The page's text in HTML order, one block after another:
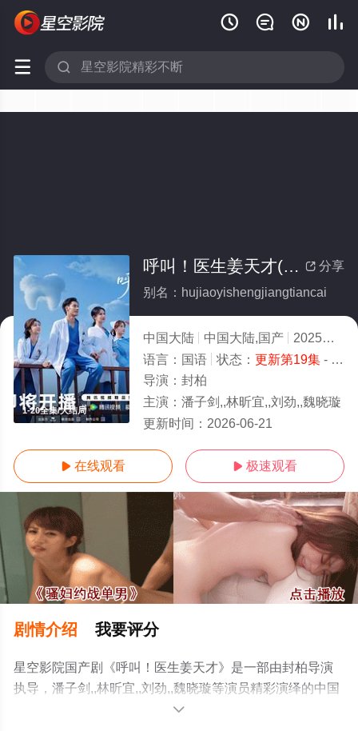
   
 
1-20全集/大结局
 分享
呼叫！医生姜天才(全集)
别名：hujiaoyishengjiangtiancai
中国大陆 中国大陆,国产 2025
5.0
语言： 国语 状态： 更新第19集- 免费在线观看
导演： 封柏
主演： 潘子剑,,林昕宜,,刘劲,,魏晓璇
更新时间： 2026-06-21
 在线观看  极速观看
剧情介绍 我要评分
星空影院国产剧《呼叫！医生姜天才》是一部由封柏导演
执导，潘子剑,,林昕宜,,刘劲,,魏晓璇等演员精彩演绎的中国
大陆电视剧，大结局剧情已揭晓（1-20全集），免费观看
